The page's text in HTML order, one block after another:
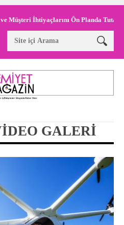
Ön Planda Tutan Kurumsal
GALERI